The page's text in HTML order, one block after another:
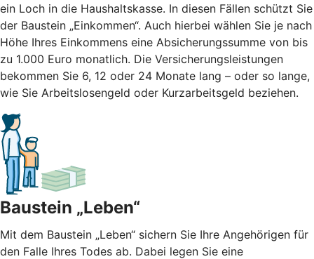
ein Loch in die Haushaltskasse. In diesen Fällen schützt Sie
der Baustein „Einkommen“. Auch hierbei wählen Sie je nach
Höhe Ihres Einkommens eine Absicherungssumme von bis
zu 1.000 Euro monatlich. Die Versicherungsleistungen
bekommen Sie 6, 12 oder 24 Monate lang – oder so lange,
wie Sie Arbeitslosengeld oder Kurzarbeitsgeld beziehen.
Baustein „Leben“
Mit dem Baustein „Leben“ sichern Sie Ihre Angehörigen für
den Falle Ihres Todes ab. Dabei legen Sie eine